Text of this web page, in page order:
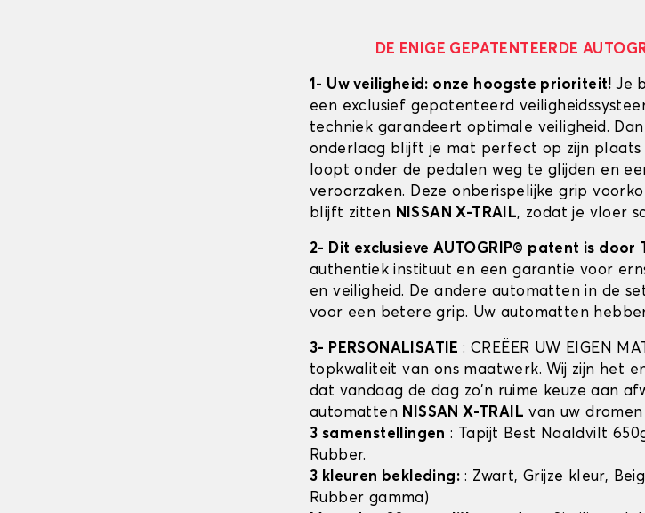
DE ENIGE GEPATENTEERDE
1- Uw veiligheid: onze hoogste prioriteit!Je
een exclusief gepatenteerd
techniek garandeert optimale veiligheid.
onderlaag blijft je mat perfect op zijn plaats
loopt onder de pedalen weg te glijden en
veroorzaken. Deze onberispelijke grip
blijft zitten NISSAN X-TRAIL, zodat je vloer
2- Dit exclusieve AUTOGRIP© patent is
authentiek instituut en een garantie voor
en veiligheid. De andere automatten in de
voor een betere grip. Uw automatten
3- PERSONALISATIE: CREËER UW EIGEN
topkwaliteit van ons maatwerk. Wij zijn het
dat vandaag de dag zo'n ruime keuze aan
automatten NISSAN X-TRAIL van uw
3 samenstellingen : Tapijt Best Naaldvilt
Rubber.
3 kleuren bekleding: : Zwart, Grijze kleur,
Rubber gamma)